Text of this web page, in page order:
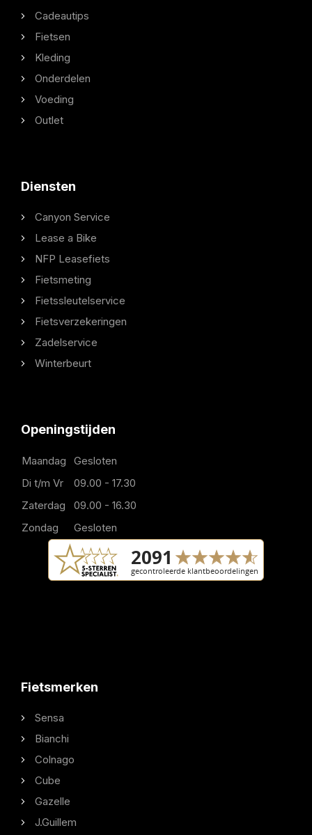
Cadeautips
Fietsen
Kleding
Onderdelen
Voeding
Outlet
Diensten
Canyon Service
Lease a Bike
NFP Leasefiets
Fietsmeting
Fietssleutelservice
Fietsverzekeringen
Zadelservice
Winterbeurt
Openingstijden
Maandag
Gesloten
Di t/m Vr
09.00 - 17.30
Zaterdag
09.00 - 16.30
Zondag
Gesloten
Fietsmerken
Sensa
Bianchi
Colnago
Cube
Gazelle
J.Guillem